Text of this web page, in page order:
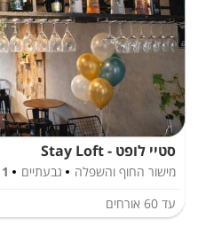
סטיי לופט - Stay Loft
מישור החוף והשפלה גבעתיים
1 לופט
עד 60 אורחים